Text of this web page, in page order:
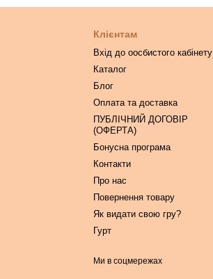
Клієнтам
Вхід до оосбистого кабінету
Каталог
Блог
Оплата та доставка
ПУБЛІЧНИЙ ДОГОВІР
(ОФЕРТА)
Бонусна програма
Контакти
Про нас
Повернення товару
Як видати свою гру?
Гурт
Ми в соцмережах